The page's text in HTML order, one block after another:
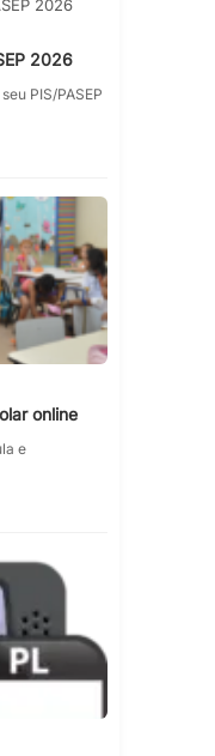
2026
PIS/PASEP
online
e